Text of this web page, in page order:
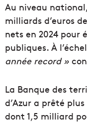
Au niveau
milliards d’euros
nets en 2024 pour
publiques. À
année record »
La Banque des
d’Azur a prêté
dont 1,5 milliard